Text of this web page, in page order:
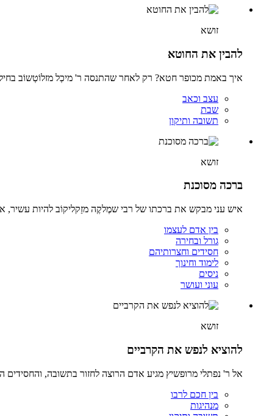
זושא
להבין את החוטא
איך באמת מכופר חטא? רק לאחר שהתנסה ר' מיכְל מזלוֹטְשוֹב
עצב וכאב
שבת
תשובה ותיקון
זושא
ברכה מסוכנת
איש עני מבקש את ברכתו של רבי שמֶלקֶה מזַקליקוֹב להיות עשיר,
בין אדם לעצמו
גורל ובחירה
חסידים וחצרותיהם
לימוד וחינוך
ניסים
עוני ועושר
זושא
להוציא לנפש את הקרביים
אל ר' נפתלי מרופשיץ מגיע אדם הרוצה לחזור בתשובה, והחסידים
בין חכם לרבו
מנהיגות